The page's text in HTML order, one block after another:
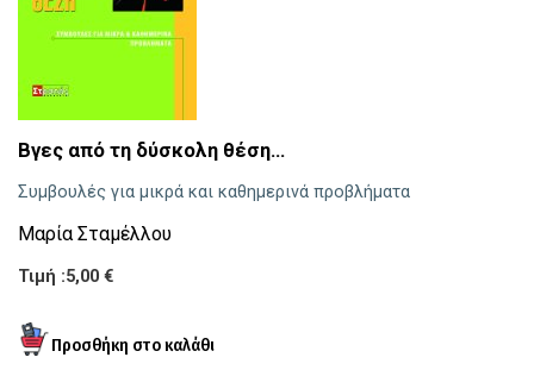
Βγες από τη δύσκολη θέση…
Συμβουλές για μικρά και καθημερινά προβλήματα
Μαρία Σταμέλλου
Τιμή :5,00 €